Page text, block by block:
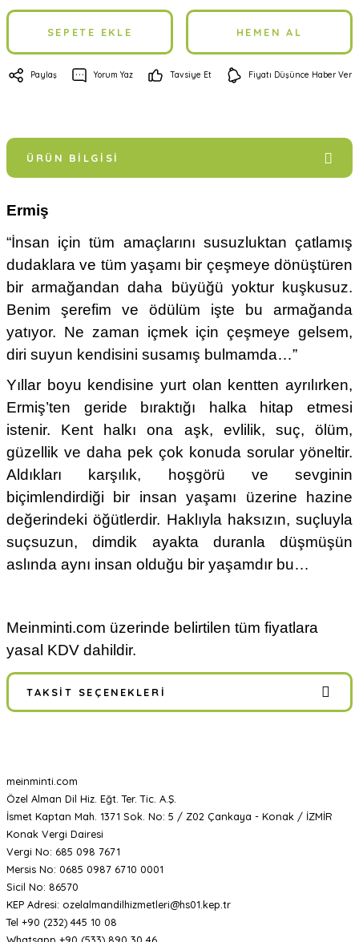
SEPETE EKLE HEMEN AL
Paylaş Yorum Yaz Tavsiye Et Fiyatı Düşünce Haber Ver
ÜRÜN BILGISI
Ermiş
“İnsan için tüm amaçlarını susuzluktan çatlamış
dudaklara ve tüm yaşamı bir çeşmeye dönüştüren
bir armağandan daha büyüğü yoktur kuşkusuz.
Benim şerefim ve ödülüm işte bu armağanda
yatıyor. Ne zaman içmek için çeşmeye gelsem,
diri suyun kendisini susamış bulmamda…”
Yıllar boyu kendisine yurt olan kentten ayrılırken,
Ermiş’ten geride bıraktığı halka hitap etmesi
istenir. Kent halkı ona aşk, evlilik, suç, ölüm,
güzellik ve daha pek çok konuda sorular yöneltir.
Aldıkları karşılık, hoşgörü ve sevginin
biçimlendirdiği bir insan yaşamı üzerine hazine
değerindeki öğütlerdir. Haklıyla haksızın, suçluyla
suçsuzun, dimdik ayakta duranla düşmüşün
aslında aynı insan olduğu bir yaşamdır bu…
Meinminti.com üzerinde belirtilen tüm fiyatlara
yasal KDV dahildir.
TAKSIT SEÇENEKLERI
meinminti.com
Özel Alman Dil Hiz. Eğt. Ter. Tic. A.Ş.
İsmet Kaptan Mah. 1371 Sok. No: 5 / Z02 Çankaya - Konak / İZMİR
Konak Vergi Dairesi
Vergi No: 685 098 7671
Mersis No: 0685 0987 6710 0001
Sicil No: 86570
KEP Adresi: ozelalmandilhizmetleri@hs01.kep.tr
Tel +90 (232) 445 10 08